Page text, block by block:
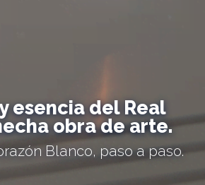
esencia del Real
obra de arte.
Blanco, paso a paso.